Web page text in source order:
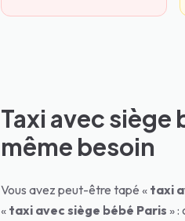
Taxi avec siège
même besoin
Vous avez peut-être tapé « taxi
« taxi avec siège bébé Paris »